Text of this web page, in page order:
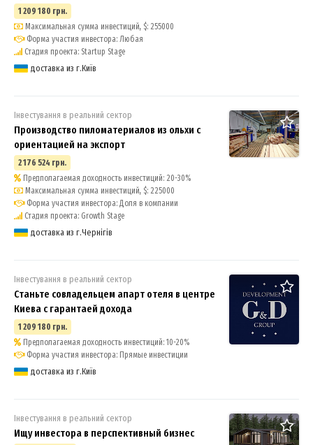
1 209 180 грн.
Максимальная сумма инвестиций, $: 255000
Форма участия инвестора: Любая
Стадия проекта: Startup Stage
доставка из г.Київ
Інвестування в реальний сектор
Производство пиломатериалов из ольхи c
ориентацией на экспорт
2 176 524 грн.
Предполагаемая доходность инвестиций: 20-30%
Максимальная сумма инвестиций, $: 225000
Форма участия инвестора: Доля в компании
Стадия проекта: Growth Stage
доставка из г.Чернігів
Інвестування в реальний сектор
Станьте совладельцем апарт отеля в центре
Киева с гарантаей дохода
1 209 180 грн.
Предполагаемая доходность инвестиций: 10-20%
Форма участия инвестора: Прямые инвестиции
доставка из г.Київ
Інвестування в реальний сектор
Ищу инвестора в перспективный бизнес